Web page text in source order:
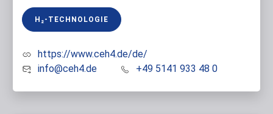
H₂-TECHNOLOGIE
https://www.ceh4.de/de/
info@ceh4.de
+49 5141 933 48 0